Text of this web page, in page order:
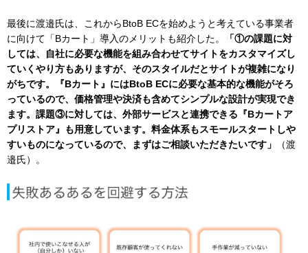
最後に渡邉氏は、これからBtoB ECを始めようと考えている事業者
に向けて「Bカート」導入のメリットも紹介した。
「①の課題に対
しては、自社に必要な機能を組み合わせてサイトをカスタマイズし
ていくやり方もありますが、そのスタイルだとサイトが複雑になり
がちです。『Bカート』にはBtoB ECに必要な基本的な機能がそろ
っているので、価格管理や決済も含めてシンプルな設計が実現でき
ます。課題③に対しては、外部サービスと連携できる『Bカートア
プリストア』も用意しています。料金体系もスモールスタートしや
すいものになっているので、まずはご相談いただきたいです」
（渡
邉氏）。